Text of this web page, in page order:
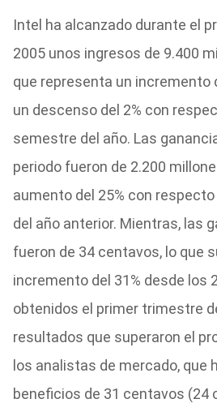
Intel ha alcanzado durante el
2005 unos ingresos de 9.400
que representa un incremento
un descenso del 2% con
semestre del año. Las
periodo fueron de 2.200
aumento del 25% con
del año anterior. Mientras, las
fueron de 34 centavos, lo que
incremento del 31% desde los
obtenidos el primer trimestre
resultados que superaron el
los analistas de mercado, que
beneficios de 31 centavos (24